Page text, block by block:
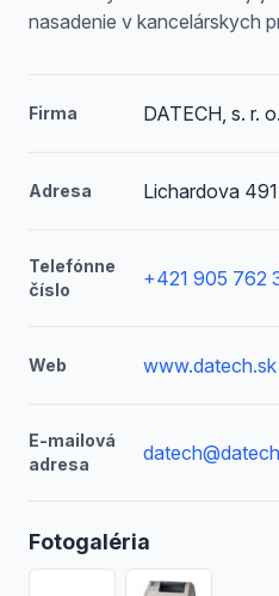
nasadenie v kancelárskych
Firma DATECH, s. r. o.
Adresa Lichardova
Telefónne
číslo
+421 905 762
Web www.datech.sk
E-mailová
adresa
Fotogaléria